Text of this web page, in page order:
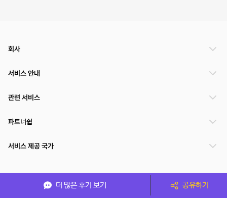
더 많은 후기 보기 공유하기
회사
서비스 안내
관련 서비스
파트너쉽
서비스 제공 국가
(주)NSPACE 사업자정보